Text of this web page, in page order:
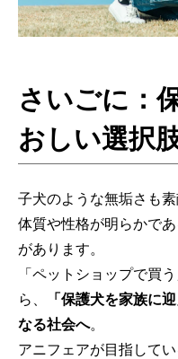
さいごに：
おしい選択
子犬のような無垢さも
体質や性格が明らかで
があります。
「ペットショップで買
ら、
「保護犬を家族に
なる社会へ。
アニフェアが目指して